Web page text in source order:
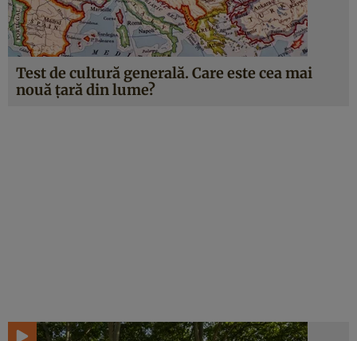
Test de cultură generală. Care este cea mai
nouă țară din lume?